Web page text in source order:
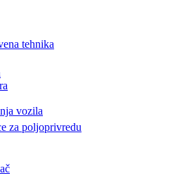
tehnika
vozila
za poljoprivredu